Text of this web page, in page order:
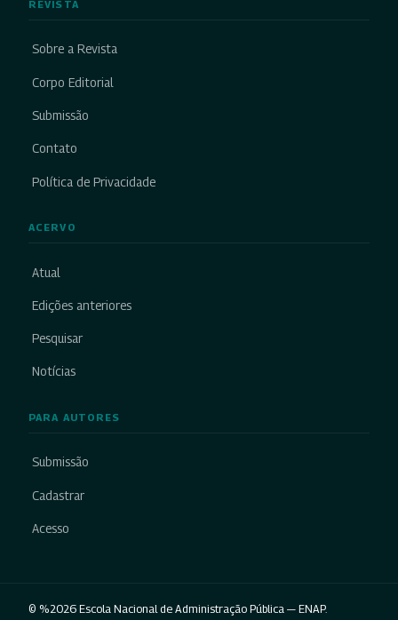
REVISTA
Sobre a Revista
Corpo Editorial
Submissão
Contato
Política de Privacidade
ACERVO
Atual
Edições anteriores
Pesquisar
Notícias
PARA AUTORES
Submissão
Cadastrar
Acesso
© %2026 Escola Nacional de Administração Pública — ENAP.